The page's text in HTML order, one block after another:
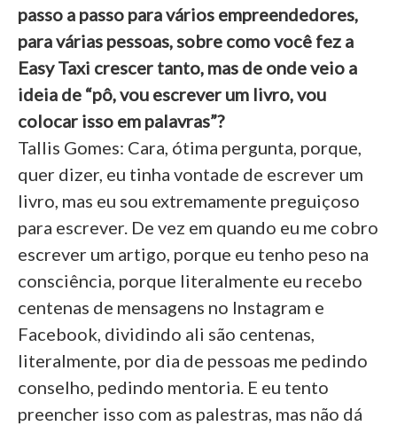
passo a passo para vários empreendedores,
para várias pessoas, sobre como você fez a
Easy Taxi crescer tanto, mas de onde veio a
ideia de “pô, vou escrever um livro, vou
colocar isso em palavras”?
Tallis Gomes: Cara, ótima pergunta, porque,
quer dizer, eu tinha vontade de escrever um
livro, mas eu sou extremamente preguiçoso
para escrever. De vez em quando eu me cobro
escrever um artigo, porque eu tenho peso na
consciência, porque literalmente eu recebo
centenas de mensagens no Instagram e
Facebook, dividindo ali são centenas,
literalmente, por dia de pessoas me pedindo
conselho, pedindo mentoria. E eu tento
preencher isso com as palestras, mas não dá